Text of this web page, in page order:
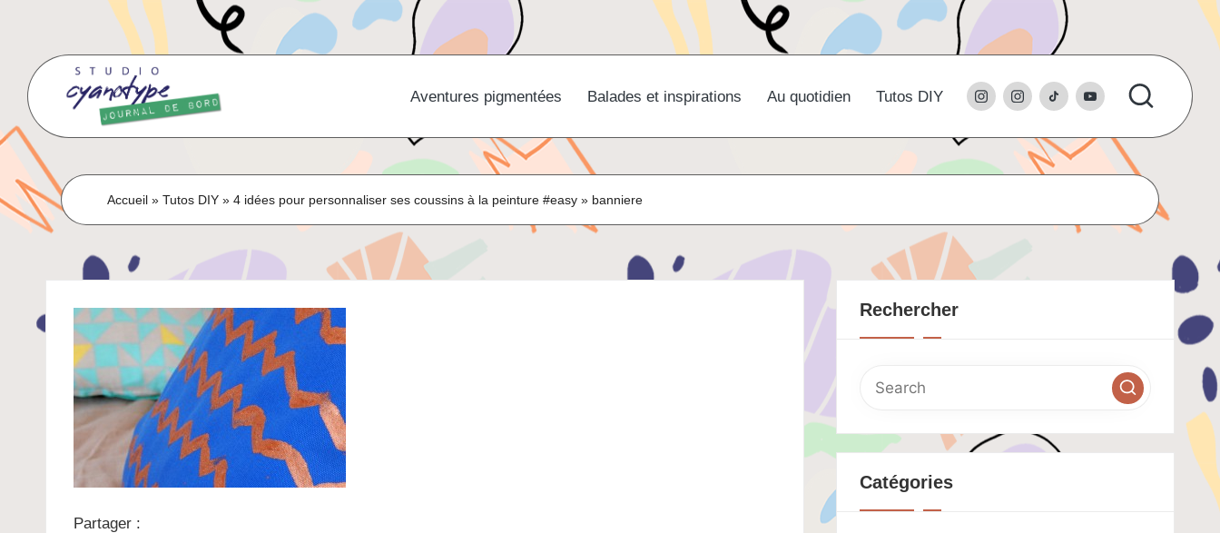
content
Aventures pigmentées Balades et inspirations Au quotidien Tutos DIY instagraml’instagram
studio
tiktok youtube
Accueil »Tutos DIY »4 idées pour personnaliser ses coussins à la peinture #easy » banniere
Partager :
Rechercher
Catégories